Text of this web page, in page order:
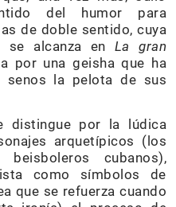
del humor para
de doble sentido, cuya
se alcanza en La gran
por una geisha que ha
senos la pelota de sus
distingue por la lúdica
arquetípicos (los
cubanos),
como símbolos de
que se refuerza cuando